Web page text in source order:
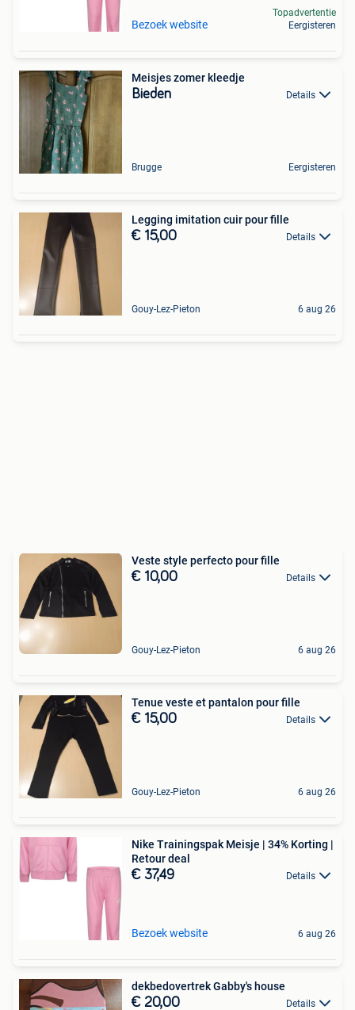
Bezoek website
Topadvertentie
Eergisteren
Meisjes zomer kleedje
Bieden Details
Brugge Eergisteren
Legging imitation cuir pour fille
€ 15,00 Details
Gouy-Lez-Pieton 6 aug 26
Veste style perfecto pour fille
€ 10,00 Details
Gouy-Lez-Pieton 6 aug 26
Tenue veste et pantalon pour fille
€ 15,00 Details
Gouy-Lez-Pieton 6 aug 26
Nike Trainingspak Meisje | 34% Korting |
Retour deal
€ 37,49 Details
Bezoek website 6 aug 26
dekbedovertrek Gabby's house
€ 20,00 Details